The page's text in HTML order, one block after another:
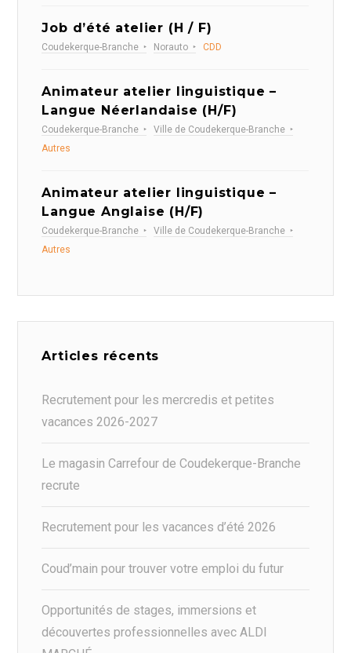
Job d’été atelier (H / F)
Coudekerque-Branche Norauto CDD
Animateur atelier linguistique –
Langue Néerlandaise (H/F)
Coudekerque-Branche
Ville de Coudekerque-Branche
Autres
Animateur atelier linguistique –
Langue Anglaise (H/F)
Coudekerque-Branche
Ville de Coudekerque-Branche
Autres
Articles récents
Recrutement pour les mercredis et petites
vacances 2026-2027
Le magasin Carrefour de Coudekerque-Branche
recrute
Recrutement pour les vacances d’été 2026
Coud’main pour trouver votre emploi du futur
Opportunités de stages, immersions et
découvertes professionnelles avec ALDI